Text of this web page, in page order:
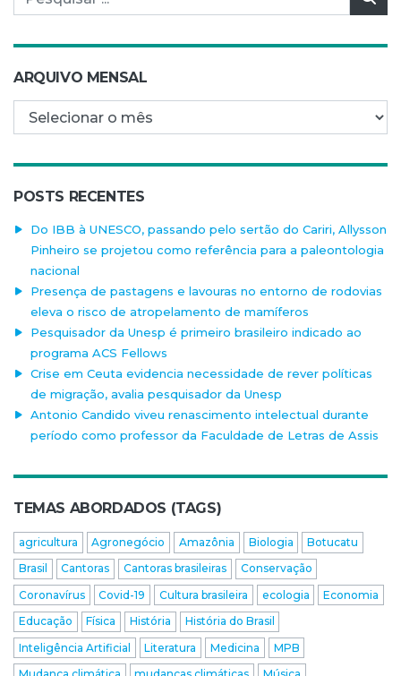
ARQUIVO MENSAL
Arquivo mensal
POSTS RECENTES
Do IBB à UNESCO, passando pelo sertão do Cariri, Allysson
Pinheiro se projetou como referência para a paleontologia
nacional
Presença de pastagens e lavouras no entorno de rodovias
eleva o risco de atropelamento de mamíferos
Pesquisador da Unesp é primeiro brasileiro indicado ao
programa ACS Fellows
Crise em Ceuta evidencia necessidade de rever políticas
de migração, avalia pesquisador da Unesp
Antonio Candido viveu renascimento intelectual durante
período como professor da Faculdade de Letras de Assis
TEMAS ABORDADOS (TAGS)
agricultura Agronegócio Amazônia Biologia
Botucatu
Brasil
Cantoras Cantoras brasileiras
Conservação
Coronavírus
Covid-19 Cultura brasileira ecologia
Economia
Educação
Física História
História do Brasil
Inteligência Artificial
Literatura Medicina
MPB